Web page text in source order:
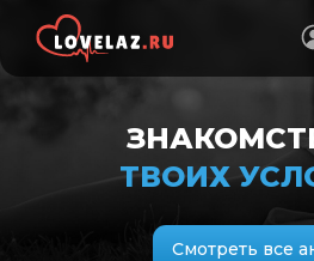
ТВОИХ
Смотреть все